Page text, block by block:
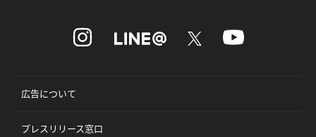
広告について
プレスリリース窓口